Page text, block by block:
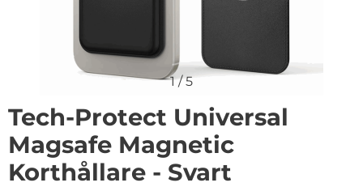
1/5
Tech-Protect Universal
Magsafe Magnetic
Korthållare - Svart